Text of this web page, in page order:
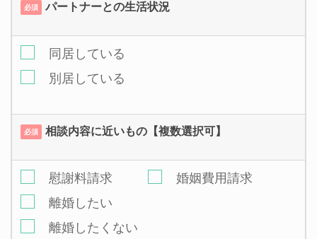
必須 パートナーとの生活状況
同居している
別居している
必須 相談内容に近いもの【複数選択可】
慰謝料請求
婚姻費用請求
離婚したい
離婚したくない